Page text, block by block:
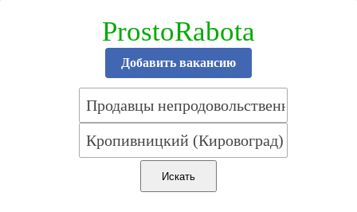
ProstoRabota
Добавить вакансию